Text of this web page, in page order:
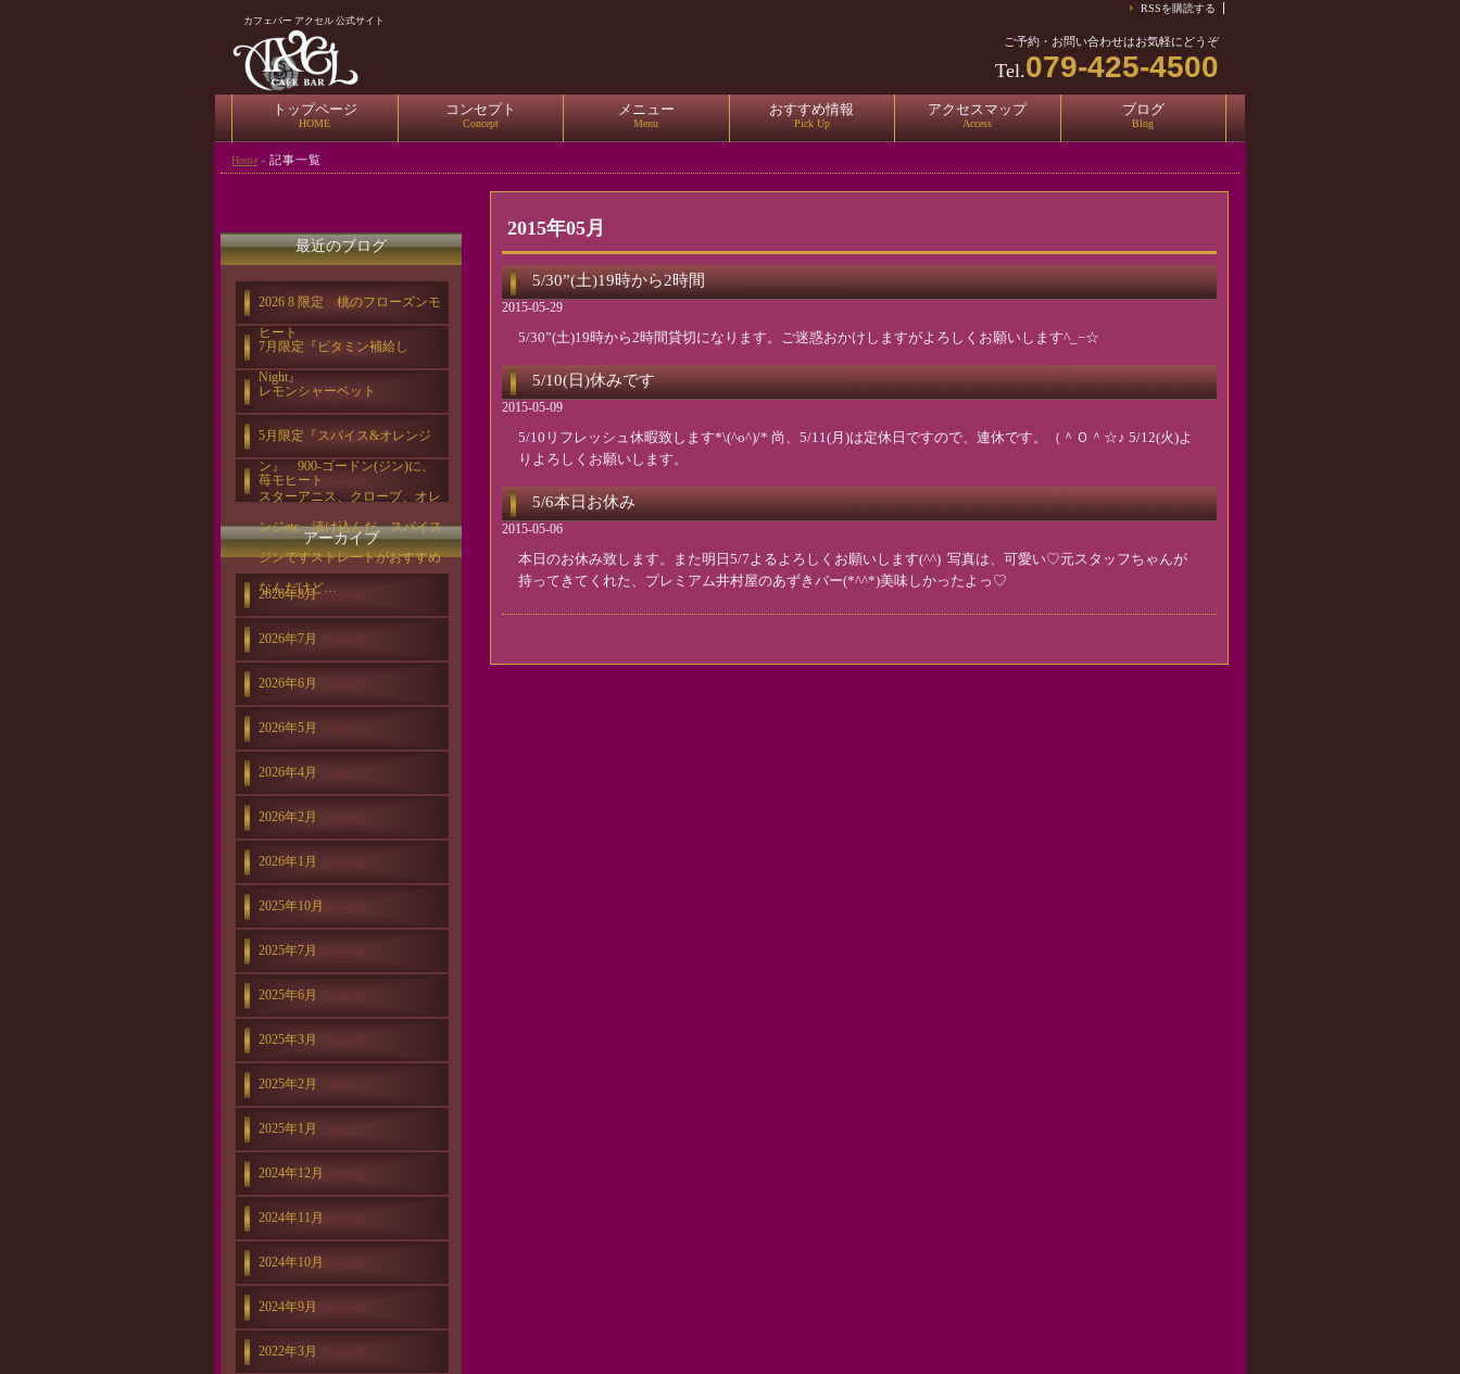
カフェバー アクセル 公式サイト
ご予約・お問い合わせはお気軽にどうぞ
Tel.079-425-4500
RSSを購読する
トップページ
HOME
コンセプト
Concept
メニュー
Menu
おすすめ情報
Pick Up
アクセスマップ
Access
ブログ
Blog
Home » 記事一覧
2015年05月
5/30”(土)19時から2時間
2015-05-29
5/30”(土)19時から2時間貸切になります。ご迷惑おかけしますがよろしくお願いします^_−☆
5/10(日)休みです
2015-05-09
5/10リフレッシュ休暇致します*\(^o^)/* 尚、5/11(月)は定休日ですので、連休です。（＾Ｏ＾☆♪ 5/12(火)よ
りよろしくお願いします。
5/6本日お休み
2015-05-06
本日のお休み致します。また明日5/7よるよろしくお願いします(^^) 写真は、可愛い♡元スタッフちゃんが
持ってきてくれた、プレミアム井村屋のあずきバー(*^^*)美味しかったよっ♡
最近のブログ
2026 8 限定 桃のフローズンモ
ヒート
7月限定『ビタミン補給し
Night』
レモンシャーベット
5月限定『スパイス&オレンジ
ン』 900-ゴードン(ジン)に、
スターアニス、クローブ、オレ
ンジetc…漬け込んだ、スパイス
ジンですストレートがおすすめ
なんだけど…
苺モヒート
アーカイブ
2026年8月
2026年7月
2026年6月
2026年5月
2026年4月
2026年2月
2026年1月
2025年10月
2025年7月
2025年6月
2025年3月
2025年2月
2025年1月
2024年12月
2024年11月
2024年10月
2024年9月
2022年3月